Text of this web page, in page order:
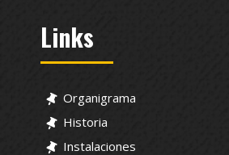
Links
Organigrama
Historia
Instalaciones